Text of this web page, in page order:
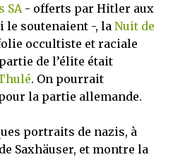
SA - offerts par Hitler aux
soutenaient -, la Nuit de
occultiste et raciale
de l’élite était
. On pourrait
la partie allemande.
portraits de nazis, à
Saxhäuser, et montre la